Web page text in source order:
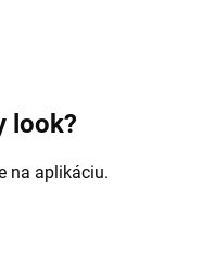
look?
na aplikáciu.